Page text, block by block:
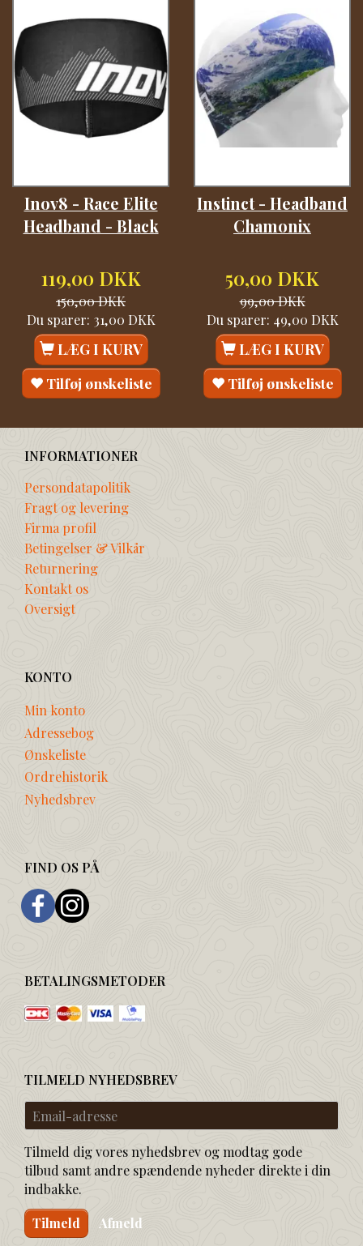
Inov8 - Race Elite
Headband - Black
119,00 DKK
150,00 DKK
Du sparer: 31,00 DKK
LÆG I KURV
Tilføj ønskeliste
Instinct - Headband
Chamonix
50,00 DKK
99,00 DKK
Du sparer: 49,00 DKK
LÆG I KURV
Tilføj ønskeliste
INFORMATIONER
Persondatapolitik
Fragt og levering
Firma profil
Betingelser & Vilkår
Returnering
Kontakt os
Oversigt
KONTO
Min konto
Adressebog
Ønskeliste
Ordrehistorik
Nyhedsbrev
FIND OS PÅ
BETALINGSMETODER
TILMELD NYHEDSBREV
Email-
adresse
Tilmeld dig vores nyhedsbrev og modtag gode
tilbud samt andre spændende nyheder direkte i din
indbakke.
Tilmeld Afmeld